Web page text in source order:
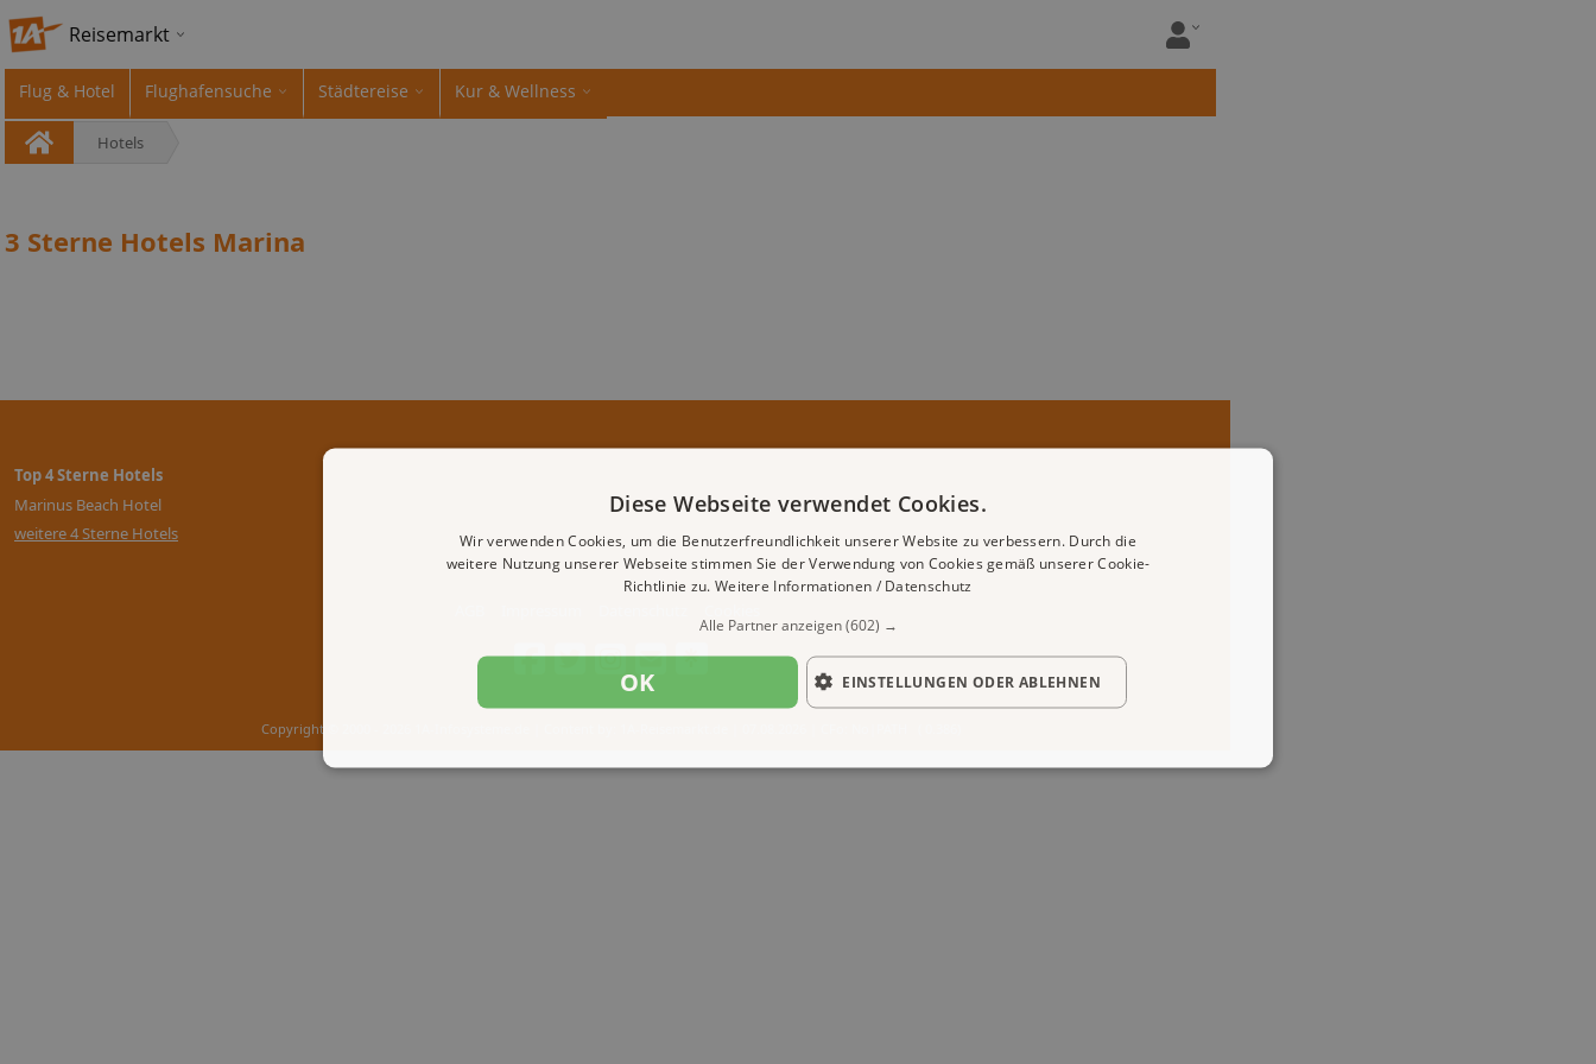
Reisemarkt
Flug & Hotel Flughafensuche Städtereise Kur & Wellness
Hotels
3 Sterne Hotels Marina
Top 4 Sterne Hotels
Marinus Beach Hotel
weitere 4 Sterne Hotels
Copyright © 2000 - 2026 1A-Infosysteme.de | Content by: 1A-Reisemarkt.de | 07.08.2026
Diese Webseite verwendet Cookies.
Wir verwenden Cookies, um die Benutzerfreundlichkeit unserer Website zu verbessern. Durch die
weitere Nutzung unserer Webseite stimmen Sie der Verwendung von Cookies gemäß unserer Cookie-
Richtlinie zu. Weitere Informationen / Datenschutz
Alle Partner anzeigen(602) →
OK EINSTELLUNGEN ODER ABLEHNEN